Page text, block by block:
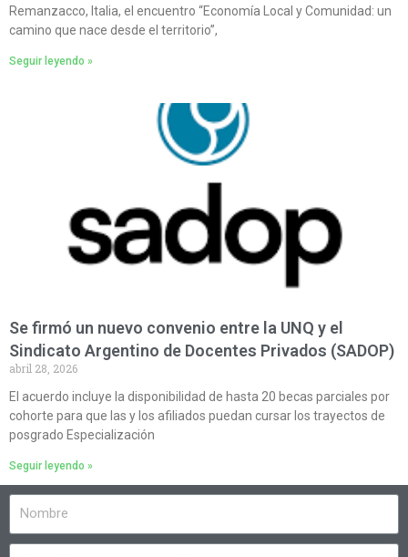
Remanzacco, Italia, el encuentro “Economía Local y Comunidad: un
camino que nace desde el territorio”,
Seguir leyendo »
Se firmó un nuevo convenio entre la UNQ y el
Sindicato Argentino de Docentes Privados (SADOP)
abril 28, 2026
El acuerdo incluye la disponibilidad de hasta 20 becas parciales por
cohorte para que las y los afiliados puedan cursar los trayectos de
posgrado Especialización
Seguir leyendo »